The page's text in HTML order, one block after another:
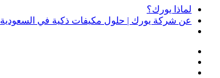
لماذا يورك؟
عن شركة يورك | حلول مكيفات ذكية في السعودية